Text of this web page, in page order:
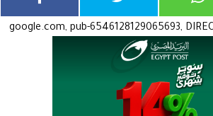
google.com, pub-6546128129065693,